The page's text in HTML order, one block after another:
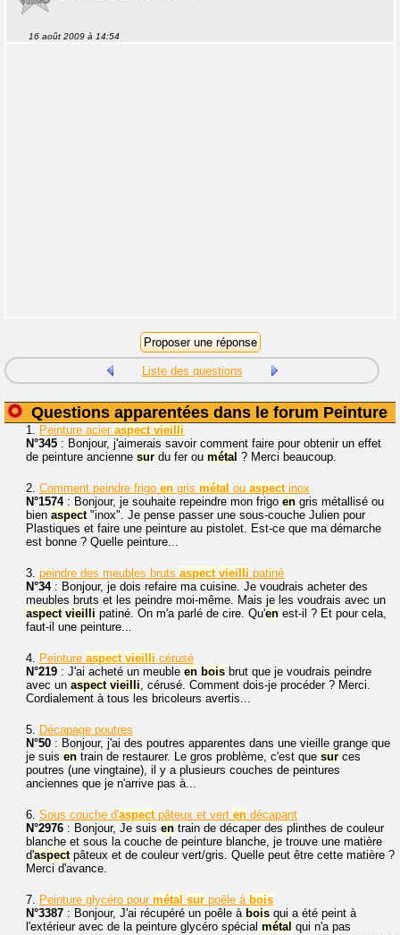
16 août 2009 à 14:54
Liste des questions
Questions apparentées dans le forum Peinture
1. Peinture acier aspect vieilli
N°345 : Bonjour, j'aimerais savoir comment faire pour obtenir un effet
de peinture ancienne sur du fer ou métal ? Merci beaucoup.
2. Comment peindre frigo en gris métal ou aspectinox
N°1574: Bonjour, je souhaite repeindre mon frigo en gris métallisé ou
bien aspect"inox". Je pense passer une sous-couche Julien pour
Plastiques et faire une peinture au pistolet. Est-ce que ma démarche
est bonne ? Quelle peinture...
3. peindre des meubles bruts aspect vieilli patiné
N°34: Bonjour, je dois refaire ma cuisine. Je voudrais acheter des
meubles bruts et les peindre moi-même. Mais je les voudrais avec un
aspect vieilli patiné. On m'a parlé de cire. Qu'en est-il ? Et pour cela,
faut-il une peinture...
4. Peinture aspect vieilli cérusé
N°219 : J'ai acheté un meuble en bois brut que je voudrais peindre
avec un aspect vieilli, cérusé. Comment dois-je procéder ? Merci.
Cordialement à tous les bricoleurs avertis...
5. Décapage poutres
N°50 : Bonjour, j'ai des poutres apparentes dans une vieille grange que
je suis en train de restaurer. Le gros problème, c'est que sur ces
poutres (une vingtaine), il y a plusieurs couches de peintures
anciennes que je n'arrive pas à...
6. Sous couche d'aspectpâteux et vert en décapant
N°2976 : Bonjour, Je suis en train de décaper des plinthes de couleur
blanche et sous la couche de peinture blanche, je trouve une matière
d'aspectpâteux et de couleur vert/gris. Quelle peut être cette matière ?
Merci d'avance.
7. Peinture glycéro pour métal sur poêle à bois
N°3387 : Bonjour, J'ai récupéré un poêle à bois qui a été peint à
l'extérieur avec de la peinture glycéro spécial métal qui n'a pas